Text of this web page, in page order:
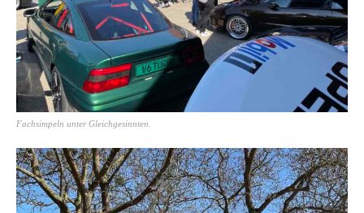
Fachsimpeln unter Gleichgesinnten.